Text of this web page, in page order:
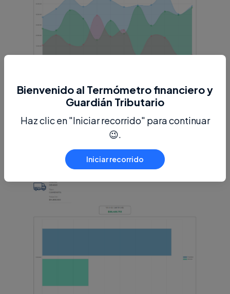
Bienvenido al Termómetro financiero y
Guardián Tributario
Haz clic en "Iniciar recorrido" para continuar
😉.
Iniciar recorrido